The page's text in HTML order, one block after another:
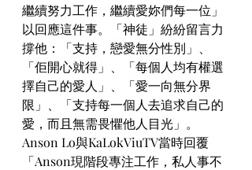
繼續努力工作，繼續愛妳們每一位」
以回應這件事。「神徒」紛紛留言力
撐他：「支持，戀愛無分性別」、
「佢開心就得」、「每個人均有權選
擇自己的愛人」、「愛一向無分界
限」、「支持每一個人去追求自己的
愛，而且無需畏懼他人目光」。
Anson Lo與KaLokViuTV當時回覆
「Anson現階段專注工作，私人事不